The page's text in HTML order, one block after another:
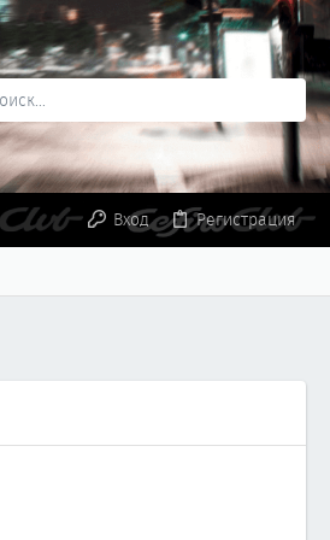
Вход Регистрация